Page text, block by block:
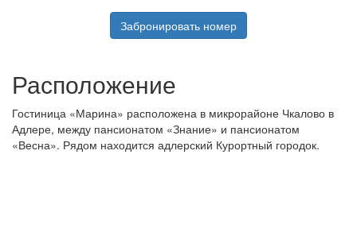
Забронировать номер
Расположение
Гостиница «Марина» расположена в микрорайоне Чкалово в
Адлере, между пансионатом «Знание» и пансионатом
«Весна». Рядом находится адлерский Курортный городок.